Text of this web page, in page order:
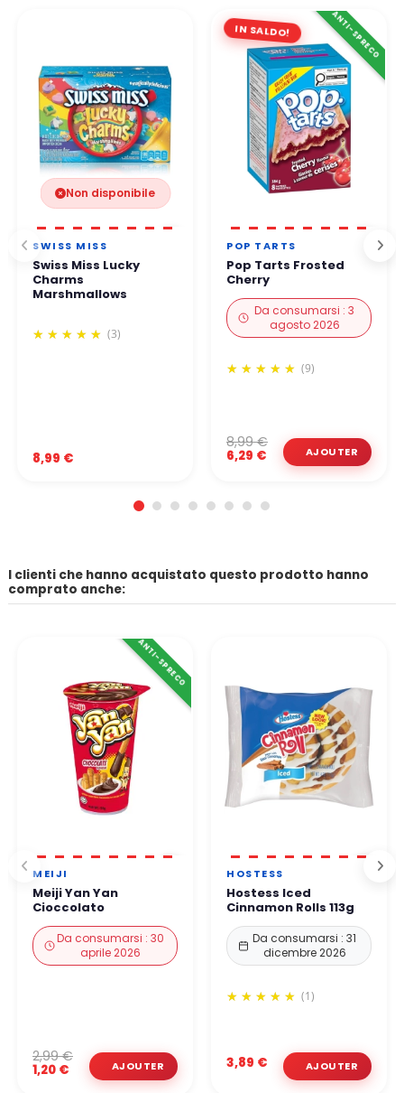
👉 Tutti i pagamenti sono 100% sicuri grazie a protocolli di
Potete ordinare in tutta tranquillità.
Non disponibile
SWISS MISS
Swiss Miss Lucky
Charms
Marshmallows
(3)
8,99 €
IN SALDO! ANTI-SPRECO
POP TARTS
Pop Tarts Frosted
Cherry
Da consumarsi : 3
agosto 2026
(9)
6,29 €
8,99 €
I clienti che hanno acquistato questo prodotto hanno
comprato anche:
ANTI-SPRECO
MEIJI
Meiji Yan Yan
Cioccolato
Da consumarsi : 30
aprile 2026
1,20 €
2,99 €
HOSTESS
Hostess Iced
Cinnamon Rolls 113g
Da consumarsi : 31
dicembre 2026
(1)
3,89 €